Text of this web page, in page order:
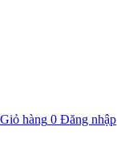
Giỏ hàng 0 Đăng nhập